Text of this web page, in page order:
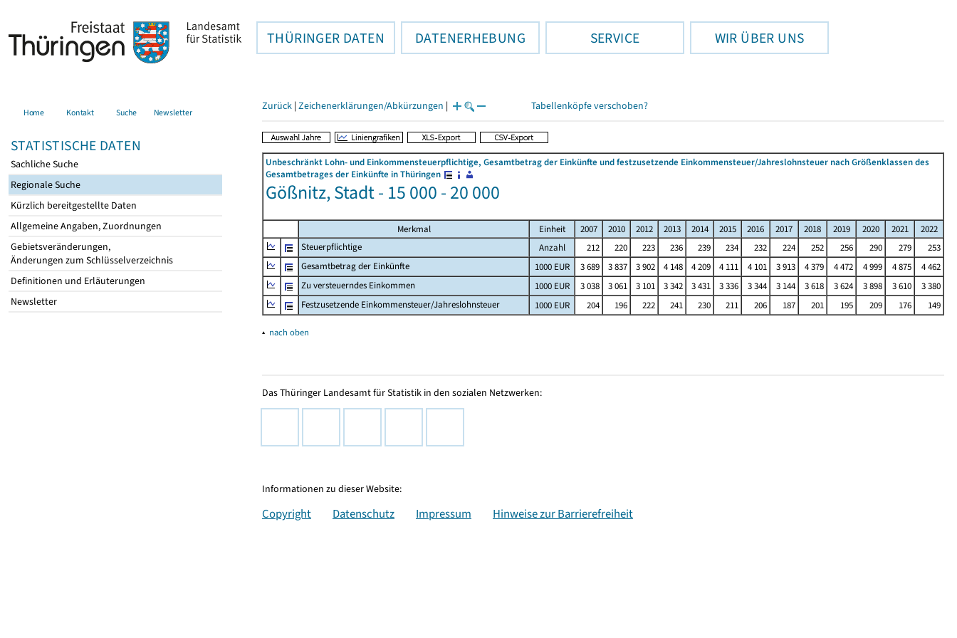
THÜRINGER DATEN DATENERHEBUNG SERVICE WIR ÜBER UNS
Home Kontakt Suche Newsletter
STATISTISCHE DATEN
Sachliche Suche
Regionale Suche
Kürzlich bereitgestellte Daten
Allgemeine Angaben, Zuordnungen
Gebietsveränderungen,
Änderungen zum Schlüsselverzeichnis
Definitionen und Erläuterungen
Newsletter
Zurück | Zeichenerklärungen/Abkürzungen | Tabellenköpfe verschoben?
Unbeschränkt Lohn- und Einkommensteuerpflichtige, Gesamtbetrag der Einkünfte und festzusetzende Einkommensteuer/Jahreslohnsteuer nach Größenklassen des
Gesamtbetrages der Einkünfte in Thüringen
Gößnitz, Stadt - 15 000 - 20 000
Merkmal Einheit 2007 2010 2012 2013 2014 2015 2016 2017 2018 2019 2020 2021
2022
Steuerpflichtige
Anzahl 212 220 223 236 239 234 232 224 252 256 290 279
253
Gesamtbetrag der Einkünfte
1000 EUR 3 689 3 837 3 902 4 148 4 209 4 111 4 101 3 913 4 379 4 472 4 999 4 875
4 462
Zu versteuerndes Einkommen
1000 EUR 3 038 3 061 3 101 3 342 3 431 3 336 3 344 3 144 3 618 3 624 3 898 3 610
3 380
Festzusetzende Einkommensteuer/Jahreslohnsteuer
1000 EUR 204 196 222 241 230 211 206 187 201 195 209 176 149
▴ nach oben
Das Thüringer Landesamt für Statistik in den sozialen Netzwerken:
Informationen zu dieser Website:
Copyright Datenschutz Impressum Hinweise zur Barrierefreiheit